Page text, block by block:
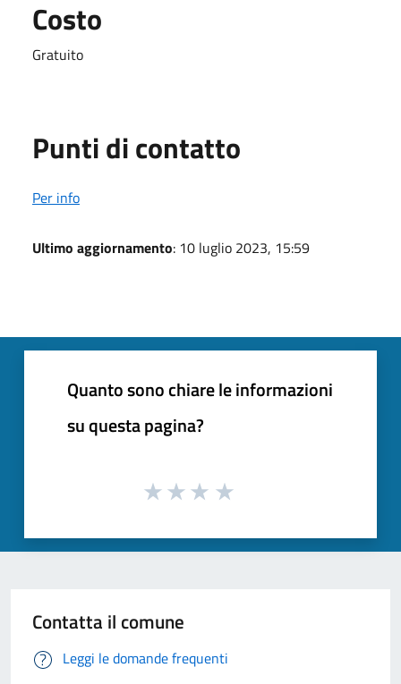
Costo
Gratuito
Punti di contatto
Per info
Ultimo aggiornamento: 10 luglio 2023, 15:59
Quanto sono chiare le informazioni
su questa pagina?
Contatta il comune
Leggi le domande frequenti